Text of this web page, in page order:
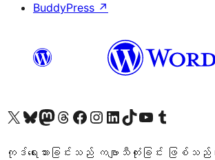
BuddyPress ↗
ကျွန်ုပ်တို့၏ X (ယခင် Twitter) အကောင့်သို့ သွားရောက်ကြည့်ရှုပါကျွန်ုပ်တို့၏ Bluesky အကောင့်သို့ ဝင်ရောက်ကြည့်ရှုရန်
ကျွန်ုပ်တို့၏ Mastodon အကောင့်သို့ သွားရောက်ကြည့်ရှုပါကျွန်ုပ်တို့၏ Threads အကောင့်သို့ ဝင်ရောက်ကြည့်ရှုရန်
ကျွန်ုပ်တို့၏ Facebook စာမျက်နှာသို့ သွားရောက်ကြည့်ရှုပါကျွန်ုပ်တို့၏ Instagram အကောင့်သို့ သွားရောက်ကြည့်ရှုပါ ကျွန်ုပ်တို့၏ LinkedIn အကောင့်သို့ သွားရောက်ကြည့်ရှုပါကျွန်ုပ်တို့၏ TikTok အကောင့်သို့ ဝင်ရောက်ကြည့်ရှုရန်
ကျွန်ုပ်တို့၏ YouTube ချန်နယ်သို့ သွားရောက်ကြည့်ရှုပါ ကျွန်ုပ်တို့၏ Tumblr အကောင့်သို့ ဝင်ရောက်ကြည့်ရှုရန်
ကုဒ်ရေးသားခြင်းသည် ကဗျာသီကုံးခြင်း ဖြစ်သည်